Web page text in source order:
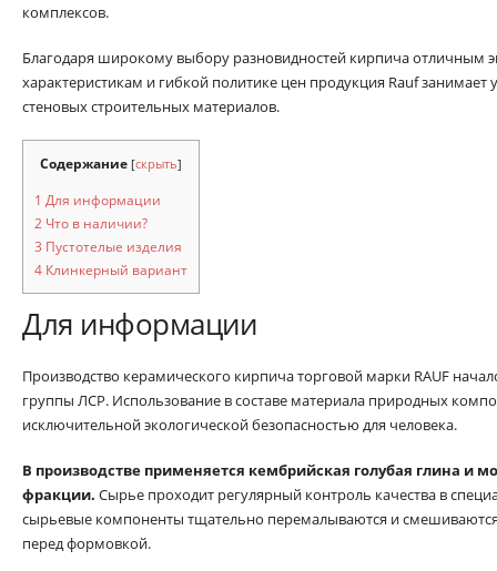
комплексов.
Благодаря широкому выбору разновидностей кирпича отличным
характеристикам и гибкой политике цен продукция Rauf
стеновых строительных материалов.
Содержание [скрыть]
1 Для информации
2 Что в наличии?
3 Пустотелые изделия
4 Клинкерный вариант
Для информации
Производство керамического кирпича торговой марки RAUF
группы ЛСР. Использование в составе материала природных
исключительной экологической безопасностью для человека.
В производстве применяется кембрийская голубая глина и
фракции. Сырье проходит регулярный контроль качества в
сырьевые компоненты тщательно перемалываются и
перед формовкой.